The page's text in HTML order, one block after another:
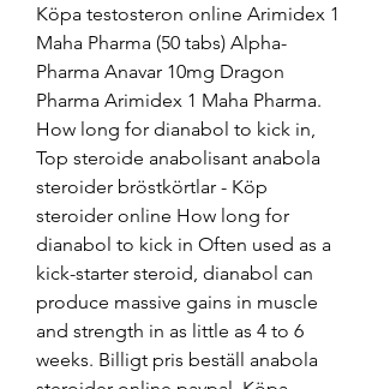
Köpa testosteron online Arimidex 1
Maha Pharma (50 tabs) Alpha-
Pharma Anavar 10mg Dragon
Pharma Arimidex 1 Maha Pharma.
How long for dianabol to kick in,
Top steroide anabolisant anabola
steroider bröstkörtlar - Köp
steroider online How long for
dianabol to kick in Often used as a
kick-starter steroid, dianabol can
produce massive gains in muscle
and strength in as little as 4 to 6
weeks. Billigt pris beställ anabola